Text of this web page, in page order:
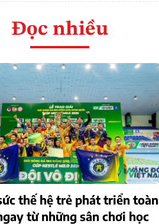
Đọc nhiều
thế hệ trẻ phát triển toàn
từ những sân chơi học